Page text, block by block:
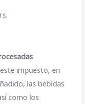
impuesto, en
las bebidas
como los